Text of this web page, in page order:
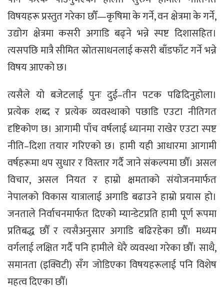
विषयहरू प्रस्तुत गरेका छौँ—कृषिमा के गर्ने, वन क्षेत्रमा के गर्ने,
उद्योग क्षेत्रमा कसरी अगाडि बढ्ने भन्ने स्पष्ट दिशासहित।
त्यसपछि मात्रै सीमित स्रोतसाधनलाई कसरी बाँडफाँट गर्ने भन्ने
विषय आएको छ।
त्यसैले यो बजेटलाई पुनः दुई–तीन पटक पढिदिनुहोला।
प्रत्येक शब्द र प्रत्येक व्यवस्थाको पछाडि एउटा नीतिगत
दृष्टिकोण छ। आगामी पाँच वर्षलाई ध्यानमा राखेर एउटा स्पष्ट
नीति–दिशा तयार गरिएको छ। हामी यही आधारमा आगामी
वर्षहरूमा थप सुधार र विस्तार गर्दै जाने संकल्पमा छौँ। असल
विचार, असल नियत र हाम्रो क्षमताको संयोजनमार्फत
नेपालको विकास यात्रालाई अगाडि बढाउने हाम्रो प्रयास हो।
जनताले निर्वाचनमार्फत दिएको म्यान्डेटप्रति हामी पूर्ण रूपमा
प्रतिबद्ध छौँ र त्यसैअनुसार अगाडि बढिरहेका छौँ। मध्यम
वर्गलाई लक्षित गर्दै पनि हामीले धेरै व्यवस्था गरेका छौँ। साथै,
समानता (इक्विटी) सँग जोडिएका विषयहरूलाई पनि विशेष
महत्व दिएका छौँ।